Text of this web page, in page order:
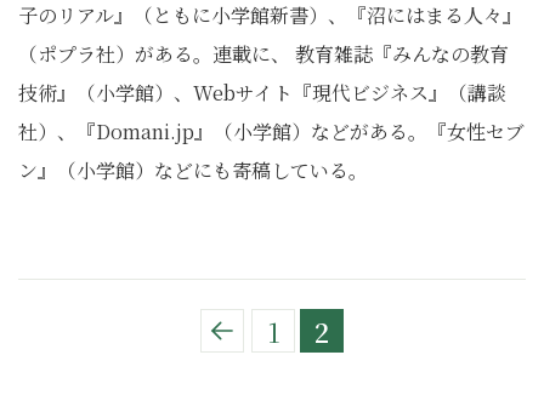
子のリアル』（ともに小学館新書）、『沼にはまる人々』
（ポプラ社）がある。連載に、 教育雑誌『みんなの教育
技術』（小学館）、Webサイト『現代ビジネス』（講談
社）、『Domani.jp』（小学館）などがある。『女性セブ
ン』（小学館）などにも寄稿している。
1 2